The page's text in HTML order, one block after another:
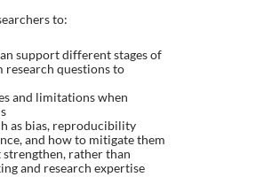
to:
support different stages of
research questions to
and limitations when
as bias, reproducibility
and how to mitigate them
rather than
and research expertise